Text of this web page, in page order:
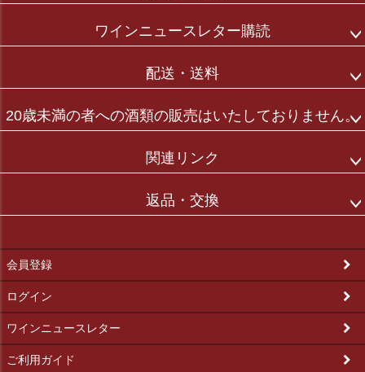
ワインニュースレター購読
配送・送料
20歳未満の者への酒類の販売はいたしておりません。
関連リンク
返品・交換
会員登録
ログイン
ワインニュースレター
ご利用ガイド